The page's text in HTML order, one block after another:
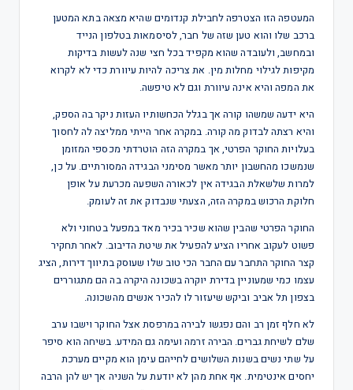
המעטפה הזו הצטרפה לחבילת קנדומים שהיא מצאה בתא המטען
ברכב שלו והוא טען שזה של חבר, לסיסמאות בטלפון הנייד
ובמחשב, ולעובדה שהוא מקפיד בכל חצי שנה לעשות בדיקות
מקיפות לגילוי מחלות מין. את צריכה להיות עיוורת כדי לא לקרוא
את המפה והיא אינה עיוורת וגם לא טיפשה.
היא ידעה שמשהו קורה אך בגלל הכחשותיו העזות ניקר בה הספק,
והיא רצתה לבדוק מה קורה. במקרה אחר הייתי ממליצה לה לחסוך
בעלויות החוקר הפרטי, אך במקרה הזה הוטרדתי מכספי המזומן
שנמשכו מהחשבון יותר מאשר מסימני הבגידה המסורתיים. על כן,
למרות שלשאלת הבגידה אין לכאורה השפעה מכרעת על אופן
חלוקת הרכוש במקרה הזה, הצעתי שנבדוק את זה לעומק.
החוקר הפרטי שהבין שהוא שכיר בכיר מאד במפעל בטחוני ולא
פשוט לעקוב אחריו הציע להפעיל את שיטת הדיבוב. לאחר תחקיר
קצר החוקר התחבר עם החבר הכי טוב שלו שעוסק בתיווך דירות, הציג
עצמו כמי שמעוניין בדירת יוקרה בשכונה היקרה בה הם מתגוררים
בצפון תל אביב וביקש שיעזור לו להכיר אנשים מהשכונה.
לא חלף זמן רב והם נפגשו לבירה במרפסת אצל החוקר וישבו ערב
שלם לשיחת גברים. הבירה זרמה ועימה גם המידע. בשיחה הוא סיפר
על שתי נשים בשנות השלושים לחייהם עימן הוא מקיים מערכת
יחסים אינטימית. אף אחת מהן לא יודעת על השניה אך יש להן הרבה